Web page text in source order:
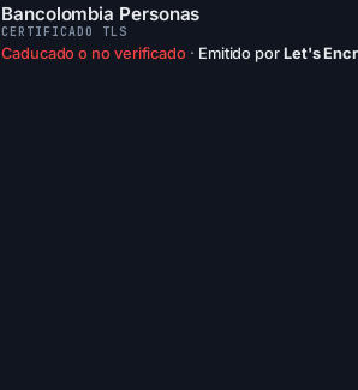
Bancolombia Personas
CERTIFICADO TLS
Caducado o no verificado · Emitido por Let's